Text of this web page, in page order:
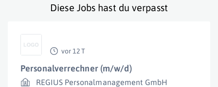
Diese Jobs hast du verpasst
vor 12 T
Personalverrechner (m/w/d)
REGIUS Personalmanagement GmbH